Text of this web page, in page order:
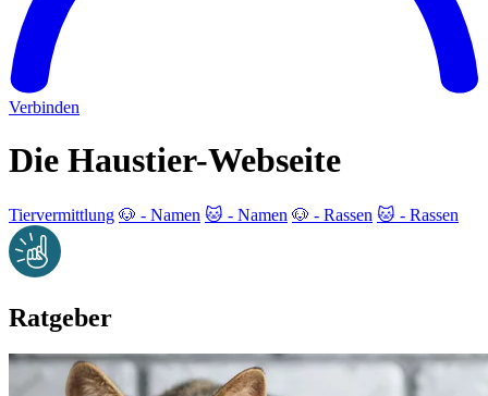
Verbinden
Die Haustier-Webseite
Tiervermittlung 🐶 - Namen 🐱 - Namen 🐶 - Rassen 🐱 - Rassen
Ratgeber